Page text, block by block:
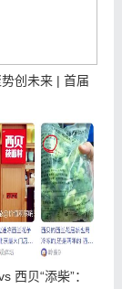
创未来 | 首届
西贝“添柴”：